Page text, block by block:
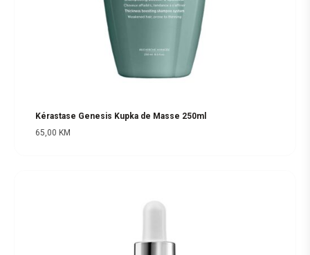
Kérastase Genesis Kupka de Masse 250ml
65,00 KM